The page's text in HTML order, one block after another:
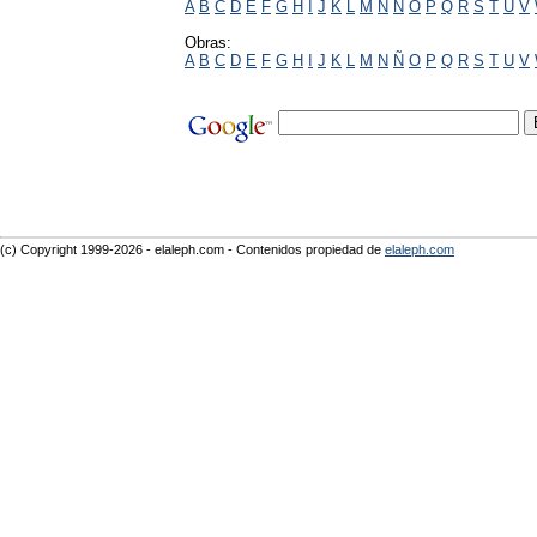
A B C D E F G H I J K L M N Ñ O P Q R S T U V
Obras:
A B C D E F G H I J K L M N Ñ O P Q R S T U V
(c) Copyright 1999-2026 - elaleph.com - Contenidos propiedad de elaleph.com